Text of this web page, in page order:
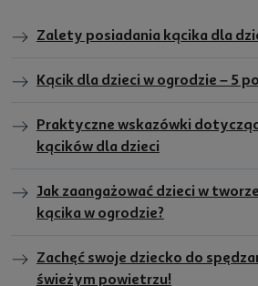
Zalety posiadania kącika dla
Kącik dla dzieci w ogrodzie – 5
Praktyczne wskazówki
kącików dla dzieci
Jak zaangażować dzieci w
kącika w ogrodzie?
Zachęć swoje dziecko do
świeżym powietrzu!